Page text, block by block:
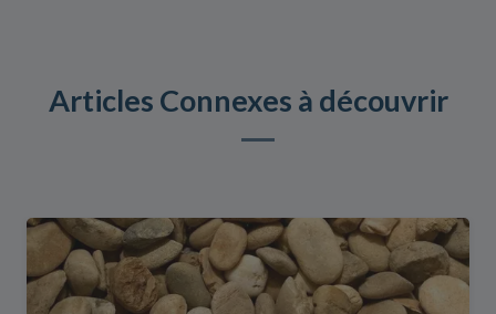
Articles Connexes à découvrir